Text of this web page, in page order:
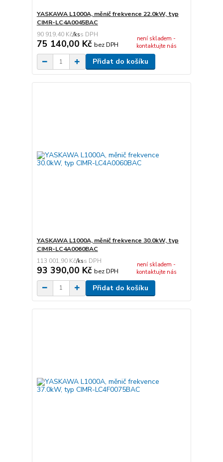
YASKAWA L1000A, měnič frekvence 22.0kW, typ
CIMR-LC4A0045BAC
90 919,40 Kč/ks
75 140,00 Kč bez DPH
není skladem -
kontaktujte nás
Přidat do košíku
YASKAWA L1000A, měnič frekvence 30.0kW, typ
CIMR-LC4A0060BAC
113 001,90 Kč/ks
93 390,00 Kč bez DPH
není skladem -
kontaktujte nás
Přidat do košíku